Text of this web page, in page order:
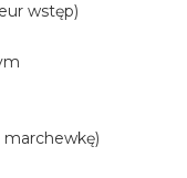
wstęp)
marchewkę)